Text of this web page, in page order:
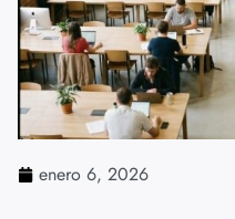
enero 6, 2026